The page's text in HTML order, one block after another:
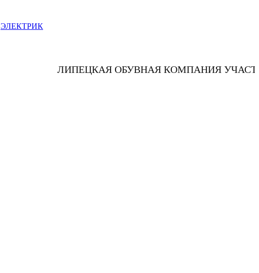
ЭЛЕКТРИК
ЛИПЕЦКАЯ ОБУВНАЯ КОМПАНИЯ УЧАСТВУЕТ